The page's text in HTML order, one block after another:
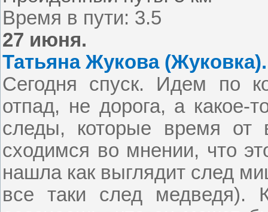
Время в пути: 3.5
27 июня.
Татьяна Жукова (Жуковка).
Сегодня спуск. Идем по
отпад, не дорога, а
следы, которые время от
сходимся во мнении, что
нашла как выглядит след
все таки след медведя).